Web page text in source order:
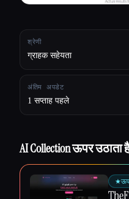
Esc
श्रेणी
ग्राहक सहेयता
अंतिम अपडेट
1 सप्ताह पहले
AI Collection ऊपर उठाता
★